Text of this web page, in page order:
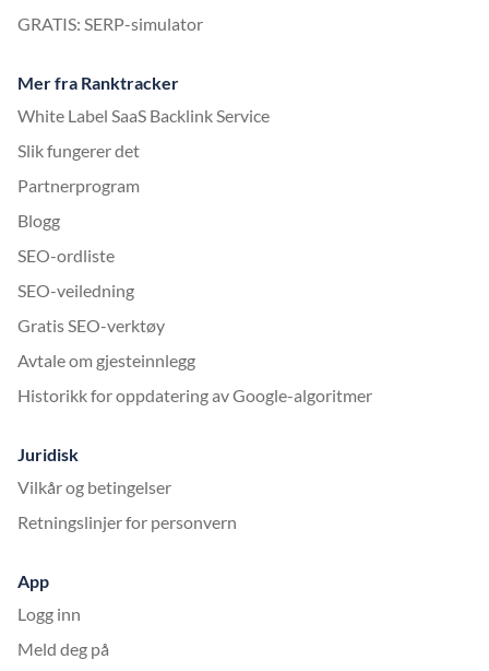
GRATIS: SERP-simulator
Mer fra Ranktracker
White Label SaaS Backlink Service
Slik fungerer det
Partnerprogram
Blogg
SEO-ordliste
SEO-veiledning
Gratis SEO-verktøy
Avtale om gjesteinnlegg
Historikk for oppdatering av Google-algoritmer
Juridisk
Vilkår og betingelser
Retningslinjer for personvern
App
Logg inn
Meld deg på